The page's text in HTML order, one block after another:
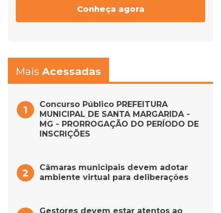
Conheça agora
Mais Acessadas
Concurso Público PREFEITURA
MUNICIPAL DE SANTA MARGARIDA -
MG - PRORROGAÇÃO DO PERÍODO DE
INSCRIÇÕES
Câmaras municipais devem adotar
ambiente virtual para deliberações
Gestores devem estar atentos ao